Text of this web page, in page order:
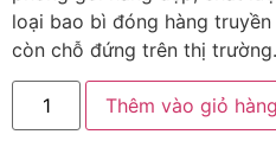
loại bao bì đóng hàng
còn chỗ đứng trên thị trường.
Thêm vào giỏ hàng